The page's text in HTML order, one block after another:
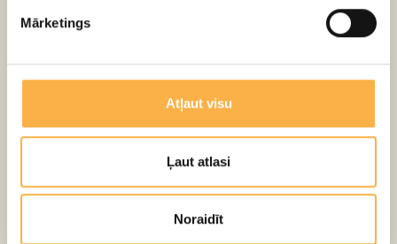
Mārketings
Atļaut visu
Ļaut atlasi
Noraidīt